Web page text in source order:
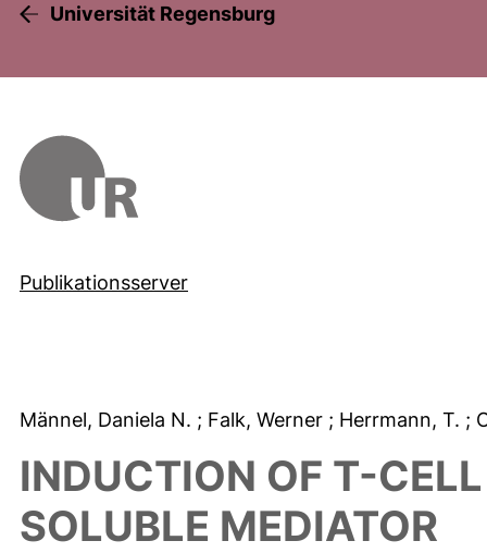
Universität Regensburg
Publikationsserver
Männel, Daniela N. ; Falk, Werner ; Herrmann, T. ;
INDUCTION OF T-
SOLUBLE MEDIATOR